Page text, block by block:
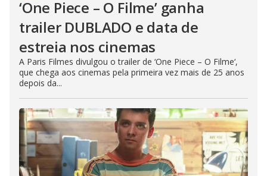
‘One Piece – O Filme’ ganha
trailer DUBLADO e data de
estreia nos cinemas
A Paris Filmes divulgou o trailer de ‘One Piece – O Filme‘,
que chega aos cinemas pela primeira vez mais de 25 anos
depois da...